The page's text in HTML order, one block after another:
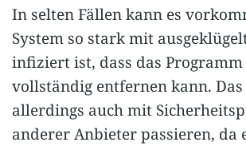
In selten Fällen kann es
System so stark mit
infiziert ist, dass das
vollständig entfernen kann.
allerdings auch mit
anderer Anbieter passieren, da